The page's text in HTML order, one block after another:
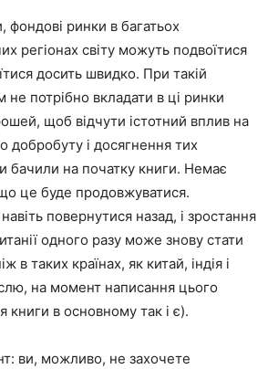
фондові ринки в багатьох
регіонах світу можуть подвоїтися
досить швидко. При такій
не потрібно вкладати в ці ринки
щоб відчути істотний вплив на
добробуту і досягнення тих
бачили на початку книги. Немає
що це буде продовжуватися.
повернутися назад, і зростання
одного разу може знову стати
в таких країнах, як китай, індія і
на момент написання цього
книги в основному так і є).
ви, можливо, не захочете